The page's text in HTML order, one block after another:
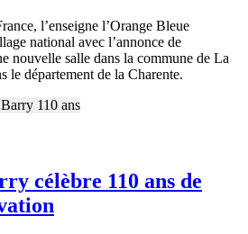
l’enseigne l’Orange Bleue
national avec l’annonce de
nouvelle salle dans la commune de La
le département de la Charente.
célèbre 110 ans de